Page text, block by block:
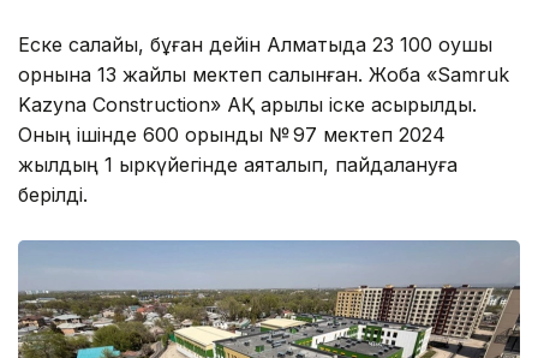
Еске салайық, бұған дейін Алматыда 23 100 оқушы
орнына 13 жайлы мектеп салынған. Жоба «Samruk
Kazyna Construction» АҚ арқылы іске асырылды.
Оның ішінде 600 орындық № 97 мектеп 2024
жылдың 1 қыркүйегінде аяқталып, пайдалануға
берілді.